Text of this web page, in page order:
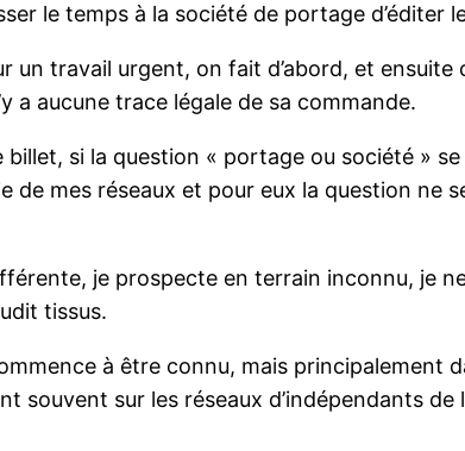
le temps à la société de portage
un travail urgent, on fait d’abord, et ensuite
a aucune trace légale de sa commande.
si la question « portage ou société »
de mes réseaux et pour eux la question ne
je prospecte en terrain inconnu, je
tissus.
à être connu, mais principalement
souvent sur les réseaux d’indépendants de